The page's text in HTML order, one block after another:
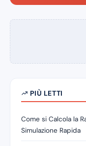
PIÙ LETTI
Come si Calcola la
Simulazione Rapida